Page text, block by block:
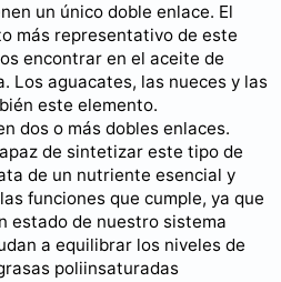
un único doble enlace. El
más representativo de este
encontrar en el aceite de
Los aguacates, las nueces y las
este elemento.
dos o más dobles enlaces.
de sintetizar este tipo de
de un nutriente esencial y
funciones que cumple, ya que
estado de nuestro sistema
a equilibrar los niveles de
poliinsaturadas